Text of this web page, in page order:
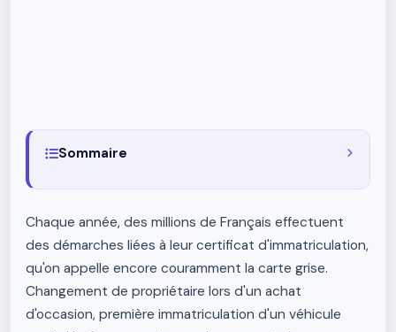
Sommaire
Chaque année, des millions de Français effectuent
des démarches liées à leur certificat d'immatriculation,
qu'on appelle encore couramment la carte grise.
Changement de propriétaire lors d'un achat
d'occasion, première immatriculation d'un véhicule